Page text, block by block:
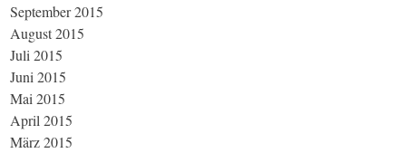
September 2015
August 2015
Juli 2015
Juni 2015
Mai 2015
April 2015
März 2015